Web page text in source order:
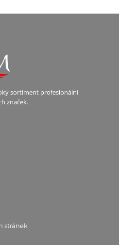
sortiment profesionální
značek.
stránek